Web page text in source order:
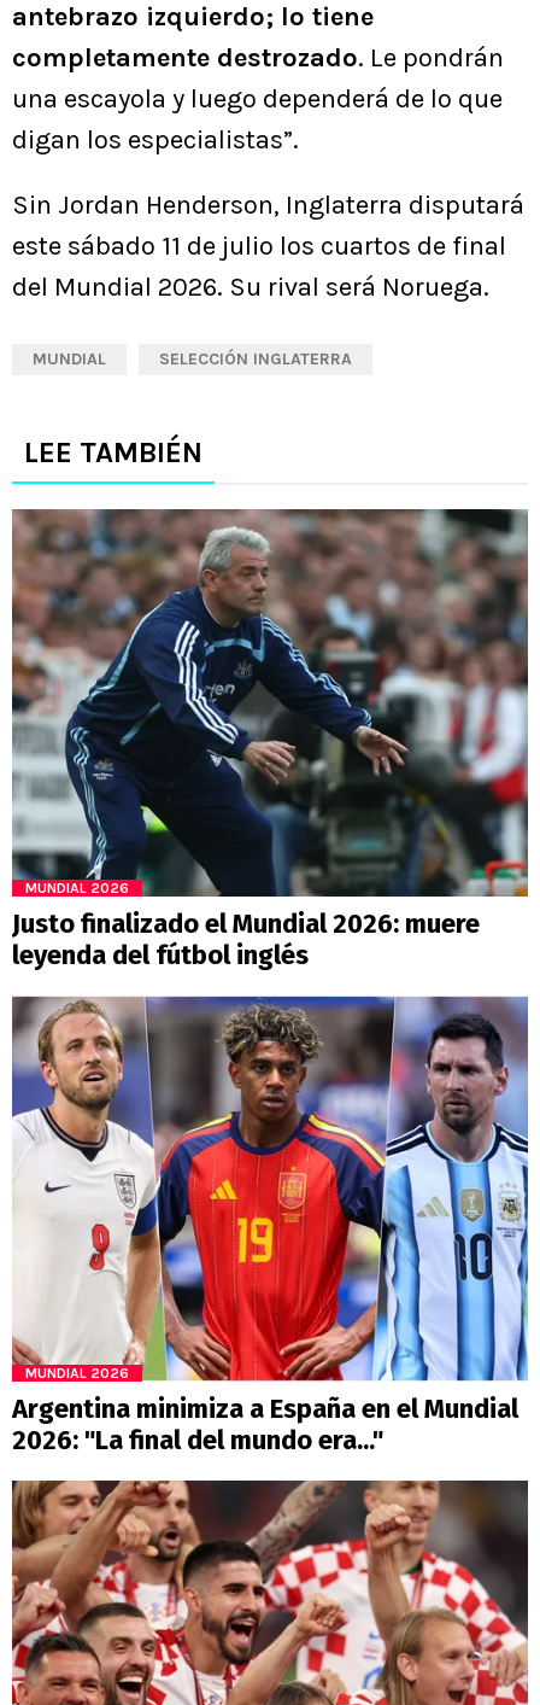
antebrazo izquierdo; lo tiene
completamente destrozado. Le pondrán
una escayola y luego dependerá de lo que
digan los especialistas”.
Sin Jordan Henderson, Inglaterra disputará
este sábado 11 de julio los cuartos de final
del Mundial 2026. Su rival será Noruega.
MUNDIAL SELECCIÓN INGLATERRA
LEE TAMBIÉN
MUNDIAL 2026
Justo finalizado el Mundial 2026: muere
leyenda del fútbol inglés
MUNDIAL 2026
Argentina minimiza a España en el Mundial
2026: "La final del mundo era..."